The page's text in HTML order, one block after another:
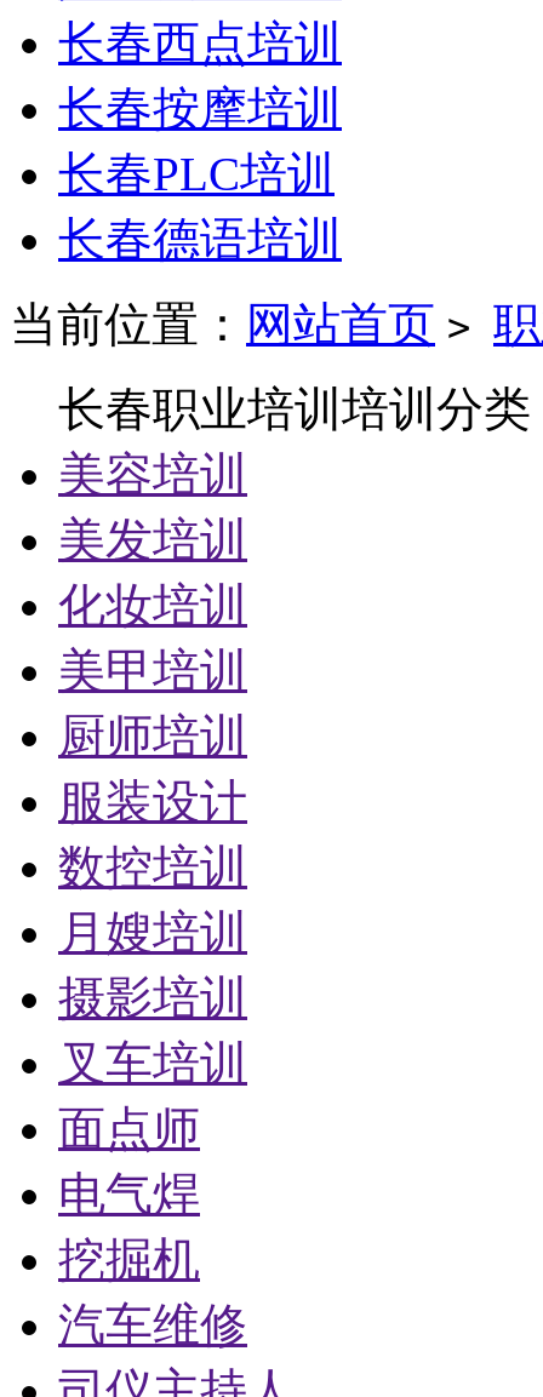
长春西点培训
长春按摩培训
长春PLC培训
长春德语培训
当前位置： 网站首页 >
长春职业培训培训分类
美容培训
美发培训
化妆培训
美甲培训
厨师培训
服装设计
数控培训
月嫂培训
摄影培训
叉车培训
面点师
电气焊
挖掘机
汽车维修